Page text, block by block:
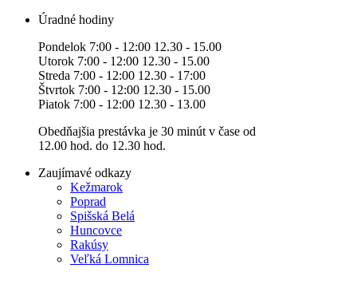
Úradné hodiny
Pondelok 7:00 - 12:00 12.30 - 15.00
Utorok 7:00 - 12:00 12.30 - 15.00
Streda 7:00 - 12:00 12.30 - 17:00
Štvrtok 7:00 - 12:00 12.30 - 15.00
Piatok 7:00 - 12:00 12.30 - 13.00
Obedňajšia prestávka je 30 minút v čase od
12.00 hod. do 12.30 hod.
Zaujímavé odkazy
Kežmarok
Poprad
Spišská Belá
Huncovce
Rakúsy
Veľká Lomnica